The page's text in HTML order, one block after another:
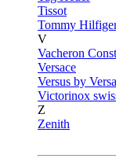
Tissot
Tommy
V
Vacheron
Versace
Versus by
Victorinox
Z
Zenith